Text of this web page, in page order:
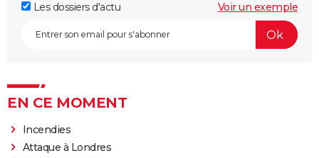
Les dossiers d'actu
Voir un exemple
EN CE MOMENT
Incendies
Attaque à Londres